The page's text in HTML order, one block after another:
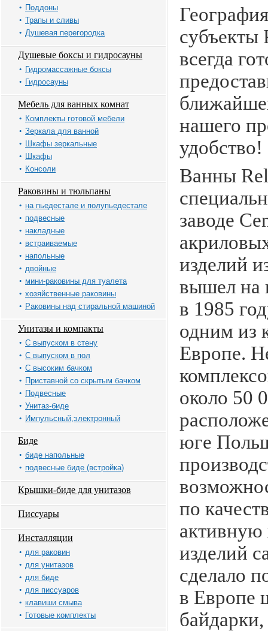
Поддоны
Трапы и сливы
Душевая перегородка
Душевые боксы и гидросауны
Гидромассажные боксы
Гидросауны
Мебель для ванных комнат
Комплекты готовой мебели
Зеркала для ванной
Шкафы зеркальные
Шкафы
Консоли
Раковины и тюльпаны
на пьедестале и полупьедестале
подвесные
накладные
встраиваемые
напольные
двойные
мини-раковины для туалета
хозяйственные раковины
Раковины над стиральной машиной
Унитазы и компакты
С выпуском в стену
С выпуском в пол
С высоким бачком
Приставной со скрытым бачком
Подвесные
Унитаз-биде
Импульсный,электронный
Биде
биде напольные
подвесные биде (встройка)
Крышки-биде для унитазов
Писсуары
Инсталляции
для раковин
для унитазов
для биде
для писсуаров
клавиши смыва
Готовые комплекты
всегда
нашего
удобство!
Ванны
заводе
изделий
вышел на
в 1985
одним из
Европе.
около 50
юге
по
изделий
сделало
в Европе